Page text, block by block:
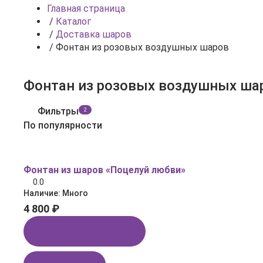
Главная страница
/ Каталог
/ Доставка шаров
/ Фонтан из розовых воздушных шаров
Фонтан из розовых воздушных
Фильтры 2
По популярности
Фонтан из шаров «Поцелуй любви»
0.0
Наличие: Много
4 800 ₽